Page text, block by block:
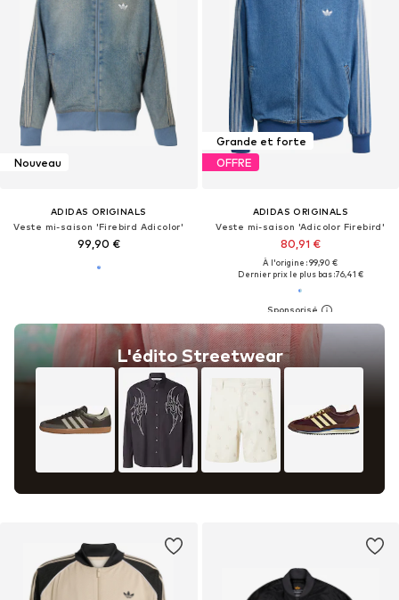
Nouveau
ADIDAS ORIGINALS
Veste mi-saison 'Firebird Adicolor'
99,90 €
L'édito Streetwear
Grande et forte
OFFRE
ADIDAS ORIGINALS
Veste mi-saison 'Adicolor Firebird'
80,91 €
À l'origine : 99,90 €
Dernier prix le plus bas :76,41 €